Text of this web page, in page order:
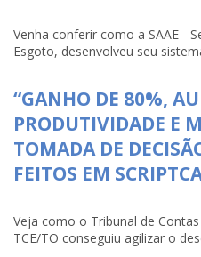
Venha conferir como a SAAE -
Esgoto, desenvolveu seu
“GANHO DE 80%,
PRODUTIVIDADE E
TOMADA DE
FEITOS EM
Veja como o Tribunal de
TCE/TO conseguiu agilizar o